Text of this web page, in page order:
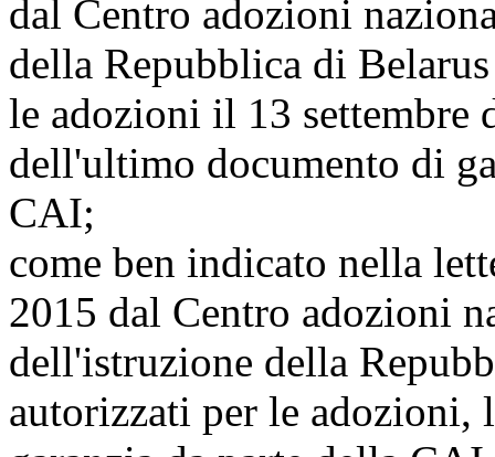
dal Centro adozioni
della Repubblica di
le adozioni il 13 settembre
dell'ultimo documento di
CAI;
come ben indicato nella
2015 dal Centro adozioni
dell'istruzione della
autorizzati per le adozioni,